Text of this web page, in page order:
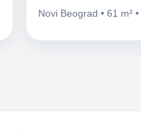
Novi Beograd • 61 m²